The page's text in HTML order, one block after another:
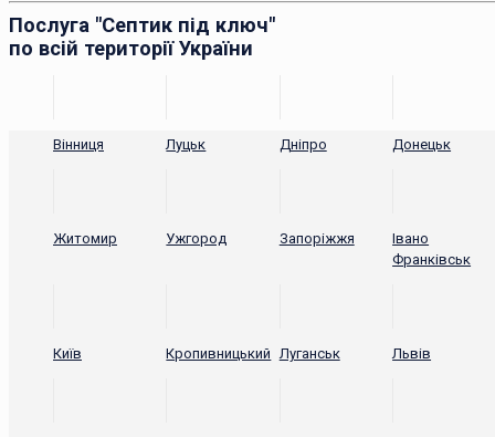
Послуга "Септик під ключ"
по всій території України
Вінниця Луцьк Дніпро Донецьк
Житомир Ужгород Запоріжжя
Івано
Франківськ
Київ Кропивницький Луганськ Львів